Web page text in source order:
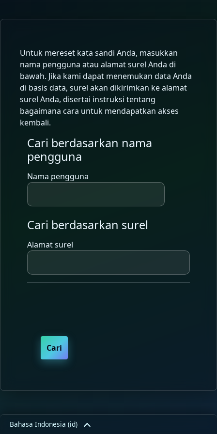
Lewati ke konten utama
Untuk mereset kata sandi Anda, masukkan
nama pengguna atau alamat surel Anda di
bawah. Jika kami dapat menemukan data Anda
di basis data, surel akan dikirimkan ke alamat
surel Anda, disertai instruksi tentang
bagaimana cara untuk mendapatkan akses
kembali.
Cari berdasarkan nama pengguna
Cari berdasarkan nama
pengguna
Nama pengguna
Cari berdasarkan surel
Cari berdasarkan surel
Alamat surel
Bahasa Indonesia ‎(id)‎